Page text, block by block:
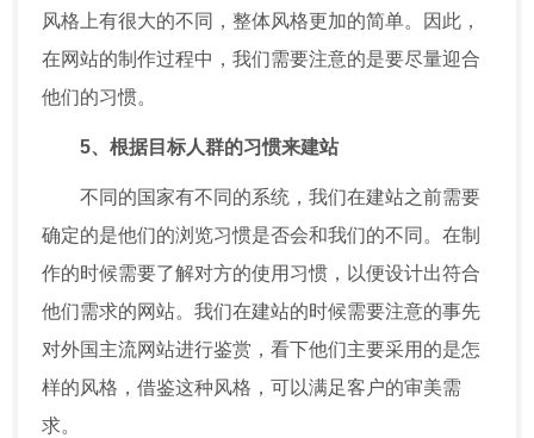
风格上有很大的不同，整体风格更加的简单。因此，
在网站的制作过程中，我们需要注意的是要尽量迎合
他们的习惯。
5、根据目标人群的习惯来建站
不同的国家有不同的系统，我们在建站之前需要
确定的是他们的浏览习惯是否会和我们的不同。在制
作的时候需要了解对方的使用习惯，以便设计出符合
他们需求的网站。我们在建站的时候需要注意的事先
对外国主流网站进行鉴赏，看下他们主要采用的是怎
样的风格，借鉴这种风格，可以满足客户的审美需
求。